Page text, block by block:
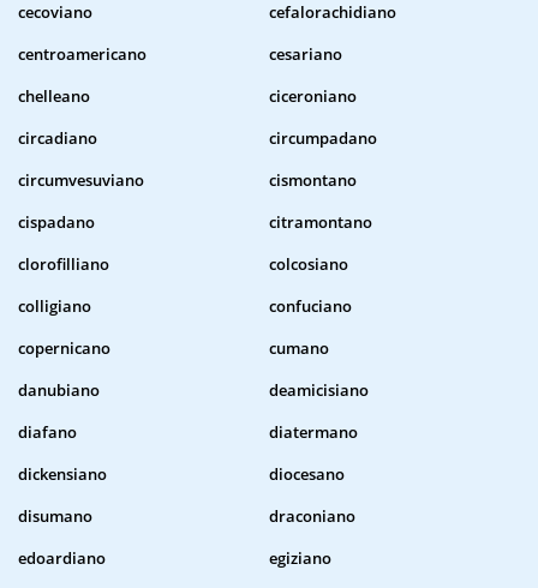
cecoviano
cefalorachidiano
centroamericano
cesariano
chelleano
ciceroniano
circadiano
circumpadano
circumvesuviano
cismontano
cispadano
citramontano
clorofilliano
colcosiano
colligiano
confuciano
copernicano
cumano
danubiano
deamicisiano
diafano
diatermano
dickensiano
diocesano
disumano
draconiano
edoardiano
egiziano